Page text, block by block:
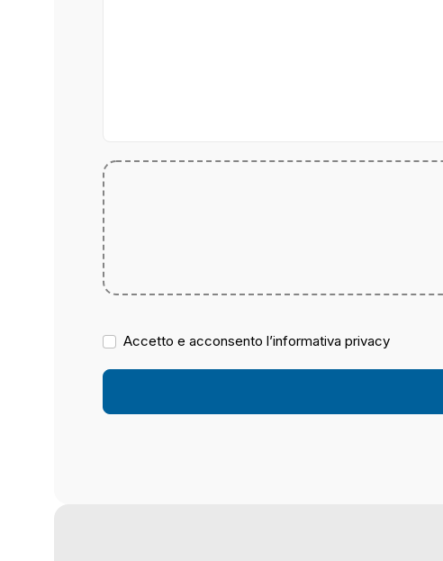
Accetto e acconsento l’informativa privacy